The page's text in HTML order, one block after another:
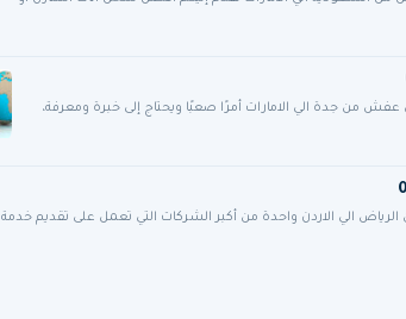
من جدة الي الامارات أمرًا صعبًا ويحتاج إلى خبرة ومعرفة،
الي الاردن واحدة من أكبر الشركات التي تعمل على تقديم خدمة